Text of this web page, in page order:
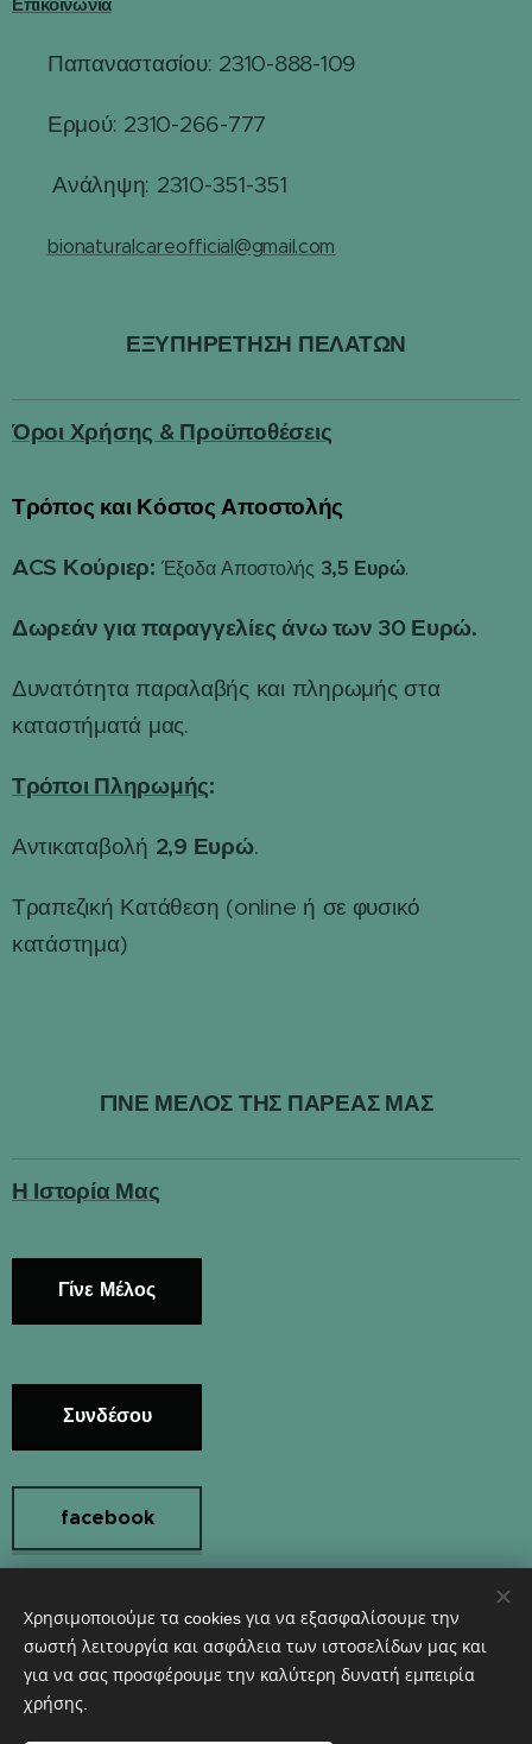
Παπαναστασίου: 2310-888-109
Ερμού: 2310-266-777
Ανάληψη: 2310-351-351
bionaturalcareofficial@gmail.com
ΕΞΥΠΗΡΕΤΗΣΗ ΠΕΛΑΤΩΝ
Όροι Χρήσης & Προϋποθέσεις
Τρόπος και Κόστος Αποστολής
ACS Κούριερ: Έξοδα Αποστολής 3,5 Ευρώ.
Δωρεάν για παραγγελίες άνω των 30 Ευρώ.
Δυνατότητα παραλαβής και πληρωμής στα
καταστήματά μας.
Τρόποι Πληρωμής:
Αντικαταβολή 2,9 Ευρώ.
Τραπεζική Κατάθεση (online ή σε φυσικό
κατάστημα)
ΓΙΝΕ ΜΕΛΟΣ ΤΗΣ ΠΑΡΕΑΣ ΜΑΣ
Η Ιστορία Μας
Γίνε Μέλος
Συνδέσου
facebook
Instagram
Χρησιμοποιούμε τα cookies για να εξασφαλίσουμε την
σωστή λειτουργία και ασφάλεια των ιστοσελίδων μας και
για να σας προσφέρουμε την καλύτερη δυνατή εμπειρία
χρήσης.